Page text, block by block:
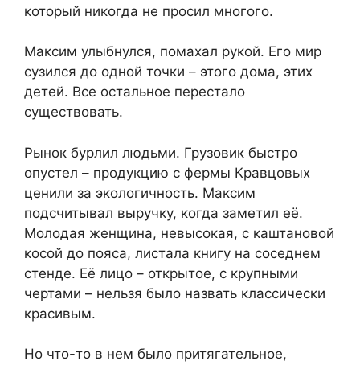
который никогда не просил многого.
Максим улыбнулся, помахал рукой. Его мир
сузился до одной точки – этого дома, этих
детей. Все остальное перестало
существовать.
Рынок бурлил людьми. Грузовик быстро
опустел – продукцию с фермы Кравцовых
ценили за экологичность. Максим
подсчитывал выручку, когда заметил её.
Молодая женщина, невысокая, с каштановой
косой до пояса, листала книгу на соседнем
стенде. Её лицо – открытое, с крупными
чертами – нельзя было назвать классически
красивым.
Но что-то в нем было притягательное,